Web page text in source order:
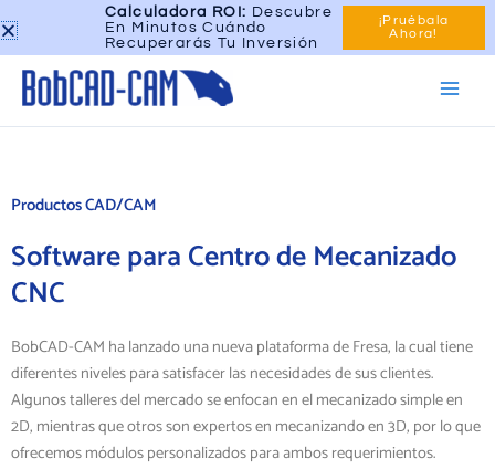
to
content
Llámenos ahora
Menu
Productos CAD/CAM
Software para Centro de Mecanizado
CNC
BobCAD-CAM ha lanzado una nueva plataforma de Fresa, la cual tiene
diferentes niveles para satisfacer las necesidades de sus clientes.
Algunos talleres del mercado se enfocan en el mecanizado simple en
2D, mientras que otros son expertos en mecanizando en 3D, por lo que
ofrecemos módulos personalizados para ambos requerimientos.
Calculadora ROI: Descubre
En Minutos Cuándo
Recuperarás Tu Inversión
¡Pruébala
Ahora!